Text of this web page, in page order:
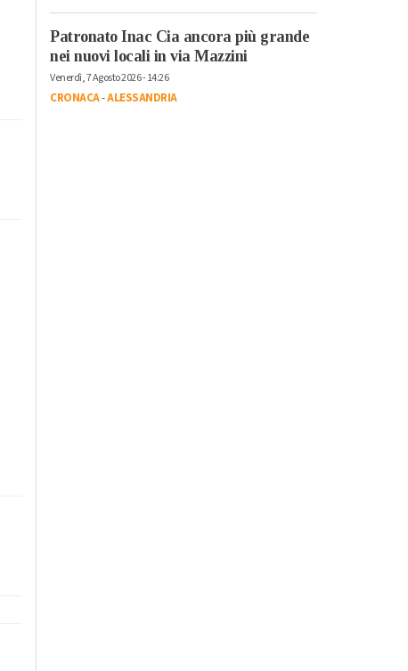
Patronato Inac Cia ancora più grande
nei nuovi locali in via Mazzini
Venerdì, 7 Agosto 2026 - 14:26
CRONACA-ALESSANDRIA